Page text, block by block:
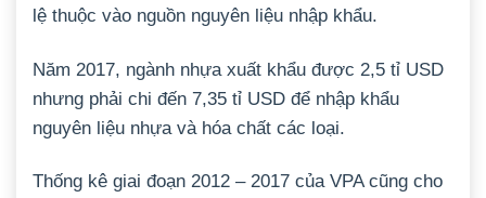
lệ thuộc vào nguồn nguyên liệu nhập khẩu.
Năm 2017, ngành nhựa xuất khẩu được 2,5 tỉ USD
nhưng phải chi đến 7,35 tỉ USD để nhập khẩu
nguyên liệu nhựa và hóa chất các loại.
Thống kê giai đoạn 2012 – 2017 của VPA cũng cho